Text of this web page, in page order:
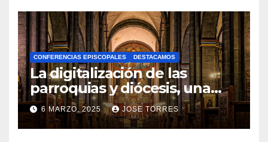
O
H
A
Y
C
O
M
CONFERENCIAS EPISCOPALES DESTACAMOS
La digitalización de las
parroquias y diócesis, una
realidad ya para el futuro de
la Iglesia
6 MARZO, 2025 JOSE TORRES
N